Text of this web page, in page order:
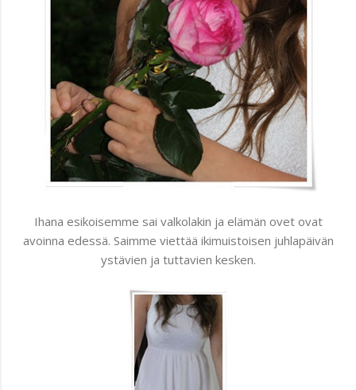
Ihana esikoisemme sai valkolakin ja elämän ovet ovat
avoinna edessä. Saimme viettää ikimuistoisen juhlapäivän
ystävien ja tuttavien kesken.